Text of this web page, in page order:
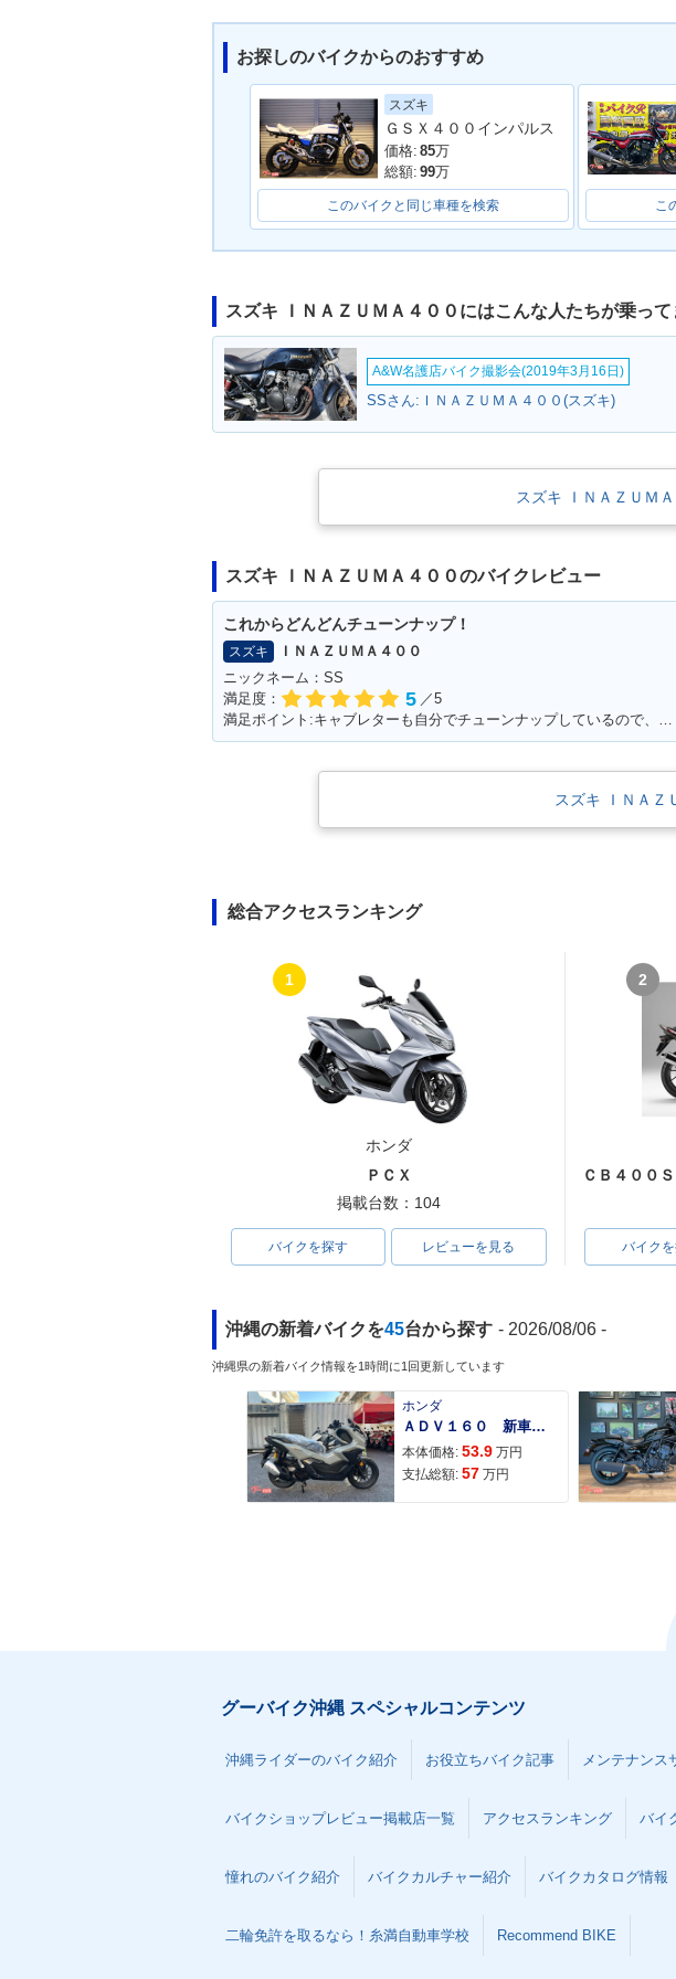
お探しのバイクからのおすすめ
スズキ
ＧＳＸ４００インパルス
価格: 85万
総額: 99万
このバイクと同じ車種を検索 こ
スズキ ＩＮＡＺＵＭＡ４００にはこんな人たちが乗って
A&W名護店バイク撮影会(2019年3月16日)
SSさん:ＩＮＡＺＵＭＡ４００(スズキ)
スズキ ＩＮＡＺＵＭ
スズキ ＩＮＡＺＵＭＡ４００のバイクレビュー
これからどんどんチューンナップ！
スズキ
ＩＮＡＺＵＭＡ４００
ニックネーム：SS
満足度：
5 ／5
満足ポイント:キャブレターも自分でチューンナップしているので、これからもっともっとチューンナップしていきたい♪
スズキ ＩＮＡＺ
総合アクセスランキング
1
ホンダ
ＰＣＸ
掲載台数：104
バイクを探す レビューを見る
2
バイク
沖縄の新着バイクを45台から探す - 2026/08/06 -
沖縄県の新着バイク情報を1時間に1回更新しています
ホンダ
ＡＤＶ１６０ 新車 ２０２６年最新モデル パールスモーキーグレー スマートキー ２９Ｌメットイン ＵＳＢ Ｔｙｐｅ−Ｃ装備
本体価格: 53.9 万円
支払総額: 57 万円
グーバイク沖縄 スペシャルコンテンツ
沖縄ライダーのバイク紹介 お役立ちバイク記事 メンテナンス
バイクショップレビュー掲載店一覧 アクセスランキング バイ
憧れのバイク紹介 バイクカルチャー紹介 バイクカタログ情報
二輪免許を取るなら！糸満自動車学校 Recommend BIKE